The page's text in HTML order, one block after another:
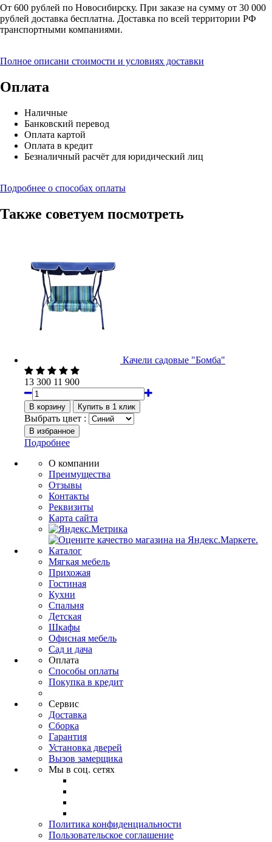
От 600 рублей по Новосибирску. При заказе на сумму от 30 000
рублей доставка бесплатна. Доставка по всей территории РФ
транспортными компаниями.
Полное описани стоимости и условиях доставки
Оплата
Наличные
Банковский перевод
Оплата картой
Оплата в кредит
Безналичный расчёт для юридический лиц
Подробнее о способах оплаты
Также советуем посмотреть
Качели садовые "Бомба"
13 300 11 900
Выбрать цвет :
Подробнее
О компании
Преимущества
Отзывы
Контакты
Реквизиты
Карта сайта
Каталог
Мягкая мебель
Прихожая
Гостиная
Кухни
Спальня
Детская
Шкафы
Офисная мебель
Сад и дача
Оплата
Способы оплаты
Покупка в кредит
Сервис
Доставка
Сборка
Гарантия
Установка дверей
Вызов замерщика
Мы в соц. сетях
Политика конфиденциальности
Пользовательское соглашение